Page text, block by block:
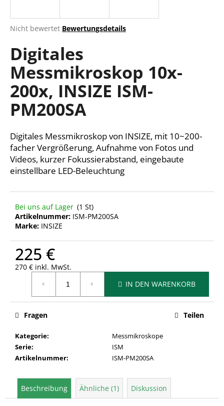
Die
Produktbewertung
ist
0,0
von
5
Sternen.
Nicht bewertet Bewertungsdetails
Digitales
Messmikroskop 10x-
200x, INSIZE ISM-
PM200SA
Digitales Messmikroskop von INSIZE, mit 10~200-
facher Vergrößerung, Aufnahme von Fotos und
Videos, kurzer Fokussierabstand, eingebaute
einstellbare LED-Beleuchtung
Bei uns auf Lager (1 St)
Artikelnummer: ISM-PM200SA
Marke: INSIZE
225 €
270 € inkl. MwSt.
IN DEN WARENKORB
Kategorie:
Messmikroskope
Serie:
ISM
Artikelnummer: ISM-PM200SA
Fragen Teilen
Beschreibung Ähnliche (1) Diskussion
W
i
r
e
p
f
e
h
e
n